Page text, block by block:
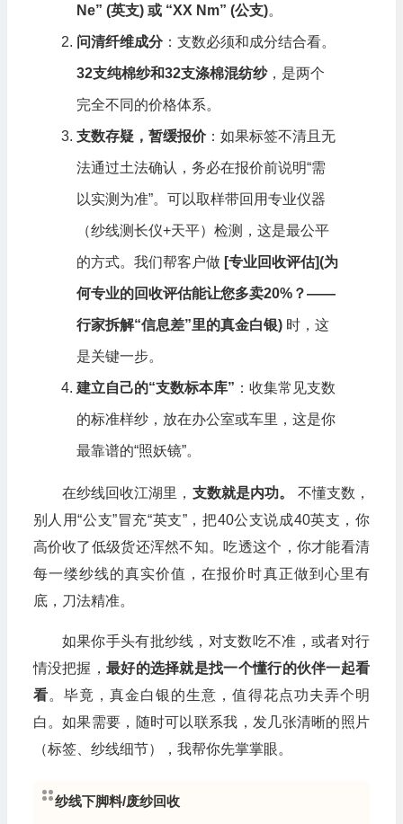
Ne” (英支) 或 “XX Nm” (公支)。
问清纤维成分：支数必须和成分结合看。
32支纯棉纱和32支涤棉混纺纱，是两个
完全不同的价格体系。
支数存疑，暂缓报价：如果标签不清且无
法通过土法确认，务必在报价前说明“需
以实测为准”。可以取样带回用专业仪器
（纱线测长仪+天平）检测，这是最公平
的方式。我们帮客户做 [专业回收评估](为
何专业的回收评估能让您多卖20%？——
行家拆解“信息差”里的真金白银)时，这
是关键一步。
建立自己的“支数标本库” ：收集常见支数
的标准样纱，放在办公室或车里，这是你
最靠谱的“照妖镜”。
在纱线回收江湖里， 支数就是内功。
不懂支数，
别人用“公支”冒充“英支”，把40公支说成40英支，你
高价收了低级货还浑然不知。吃透这个，你才能看清
每一缕纱线的真实价值，在报价时真正做到心里有
底，刀法精准。
如果你手头有批纱线，对支数吃不准，或者对行
情没把握，最好的选择就是找一个懂行的伙伴一起看
看。毕竟，真金白银的生意，值得花点功夫弄个明
白。如果需要，随时可以联系我，发几张清晰的照片
（标签、纱线细节），我帮你先掌掌眼。
纱线下脚料/废纱回收